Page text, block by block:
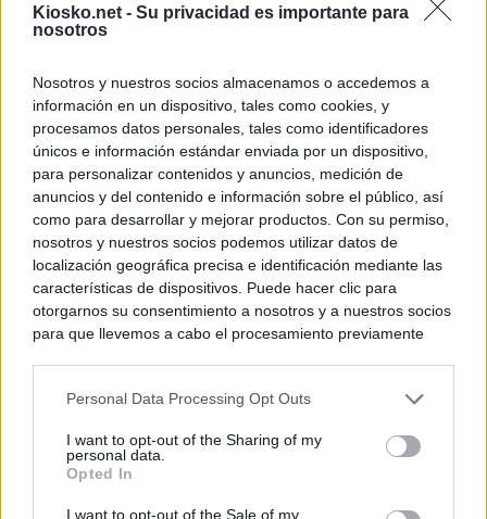
Kiosko.net - Su privacidad es importante para
nosotros
Nosotros y nuestros socios almacenamos o accedemos a
información en un dispositivo, tales como cookies, y
procesamos datos personales, tales como identificadores
únicos e información estándar enviada por un dispositivo,
para personalizar contenidos y anuncios, medición de
anuncios y del contenido e información sobre el público, así
como para desarrollar y mejorar productos. Con su permiso,
nosotros y nuestros socios podemos utilizar datos de
localización geográfica precisa e identificación mediante las
características de dispositivos. Puede hacer clic para
otorgarnos su consentimiento a nosotros y a nuestros socios
para que llevemos a cabo el procesamiento previamente
negar su consentimiento. Tenga en cuenta que algún
de su consentimiento, pero usted tiene el derecho de
rechazar tal procesamiento. Sus preferencias se aplicarán
cualquier momento entrando de nuevo en este sitio web o
Personal Data Processing Opt Outs
I want to opt-out of the Sharing of my
personal data.
Opted In
I want to opt-out of the Sale of my